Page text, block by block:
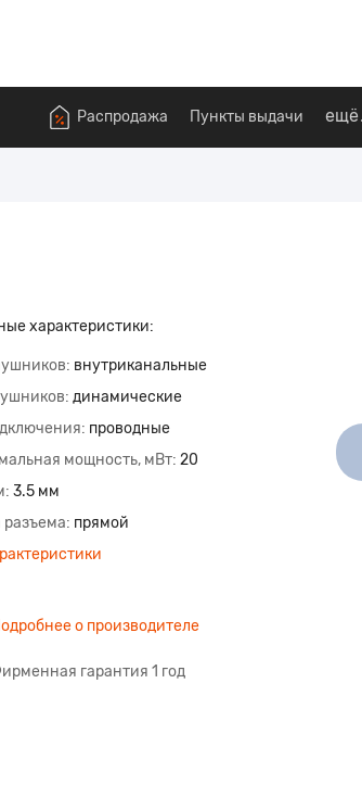
Распродажа Пункты выдачи ещё
характеристики:
внутриканальные
динамические
проводные
мощность, мВт 20
3.5 мм
прямой
о производителе
гарантия 1 год